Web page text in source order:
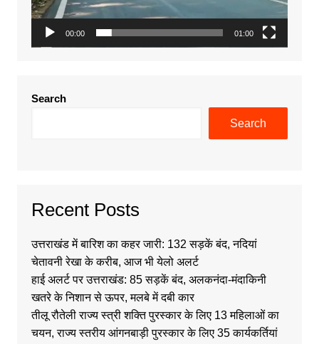
00:00 01:00
Search
Search
Recent Posts
उत्तराखंड में बारिश का कहर जारी: 132 सड़कें बंद, नदियां
चेतावनी रेखा के करीब, आज भी येलो अलर्ट
हाई अलर्ट पर उत्तराखंड: 85 सड़कें बंद, अलकनंदा-मंदाकिनी
खतरे के निशान से ऊपर, मलबे में दबी कार
तीलू रौतेली राज्य स्त्री शक्ति पुरस्कार के लिए 13 महिलाओं का
चयन, राज्य स्तरीय आंगनबाड़ी पुरस्कार के लिए 35 कार्यकर्तियां